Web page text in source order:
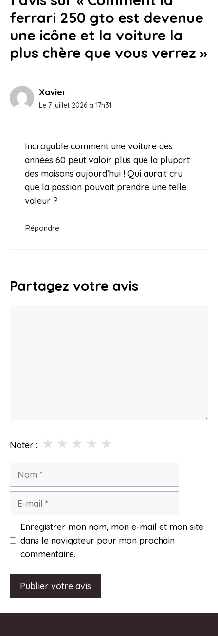
ferrari 250 gto est devenue
une icône et la voiture la
plus chère que vous verrez »
Xavier
Le 7 juillet 2026 à 17h31
Incroyable comment une voiture des
années 60 peut valoir plus que la plupart
des maisons aujourd’hui ! Qui aurait cru
que la passion pouvait prendre une telle
valeur ?
Répondre
Partagez votre avis
Noter : ★
★
★
★
★
Nom
Enregistrer mon nom, mon e-mail et mon site
dans le navigateur pour mon prochain
commentaire.